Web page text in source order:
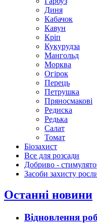
Диня
Кабачок
Кавун
Кріп
Кукурудза
Мангольд
Морква
Огірок
Перець
Петрушка
Пряносмакові
Редиска
Редька
Салат
Томат
Біозахист
Все для розсади
Добриво -
Засоби захисту
Останні новини
Відновлення